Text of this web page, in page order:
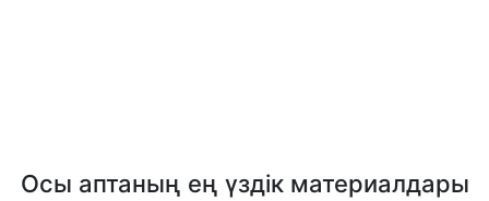
Осы аптаның ең үздік материалдары